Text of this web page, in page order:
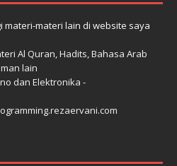
materi-materi lain di website saya
Al Quran, Hadits, Bahasa Arab
lain
dan Elektronika -